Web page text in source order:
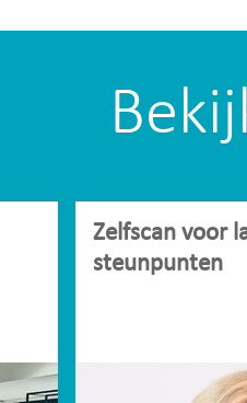
Zelfscan voor
steunpunten